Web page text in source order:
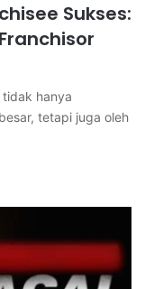
Sukses:
tidak hanya
tetapi juga oleh